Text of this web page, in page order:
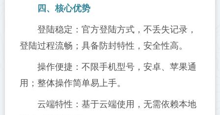
四、核心优势
登陆稳定：官方登陆方式，不丢失记录，
登陆过程流畅；具备防封特性，安全性高。
操作便捷：不限手机型号，安卓、苹果通
用；整体操作简单易上手。
云端特性：基于云端使用，无需依赖本地